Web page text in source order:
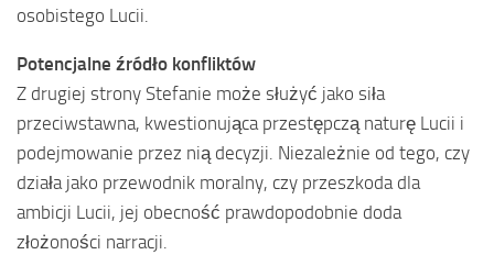
osobistego Lucii.
Potencjalne źródło konfliktów
Z drugiej strony Stefanie może służyć jako siła
przeciwstawna, kwestionująca przestępczą naturę Lucii i
podejmowanie przez nią decyzji. Niezależnie od tego, czy
działa jako przewodnik moralny, czy przeszkoda dla
ambicji Lucii, jej obecność prawdopodobnie doda
złożoności narracji.